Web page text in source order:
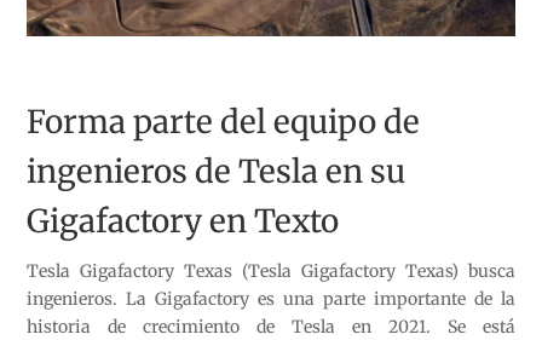
Forma parte del equipo de
ingenieros de Tesla en su
Gigafactory en Texto
Tesla Gigafactory Texas (Tesla Gigafactory Texas) busca
ingenieros. La Gigafactory es una parte importante de la
historia de crecimiento de Tesla en 2021. Se está